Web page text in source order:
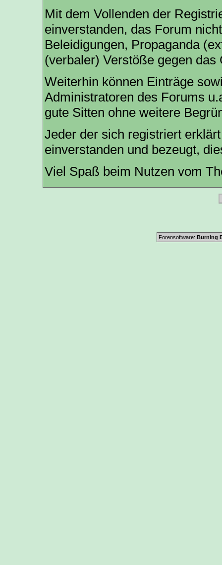
Mit dem Vollenden der
einverstanden, das Forum
Beleidigungen, Propaganda
(verbaler) Verstöße gegen
Weiterhin können Einträge
Administratoren des Forums
gute Sitten ohne weitere
Jeder der sich registriert
einverstanden und bezeugt,
Viel Spaß beim Nutzen vom
Forensoftware: Burning